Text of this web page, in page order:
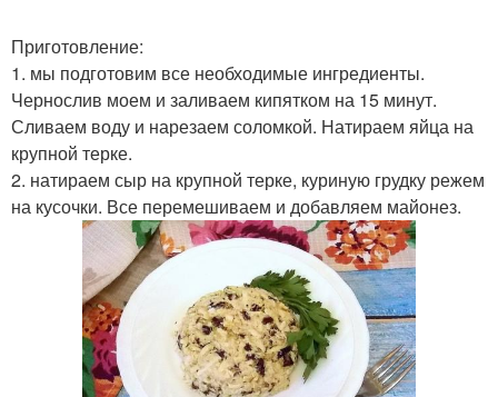
Приготовление:
1. мы подготовим все необходимые ингредиенты.
Чернослив моем и заливаем кипятком на 15 минут.
Сливаем воду и нарезаем соломкой. Натираем яйца на
крупной терке.
2. натираем сыр на крупной терке, куриную грудку режем
на кусочки. Все перемешиваем и добавляем майонез.